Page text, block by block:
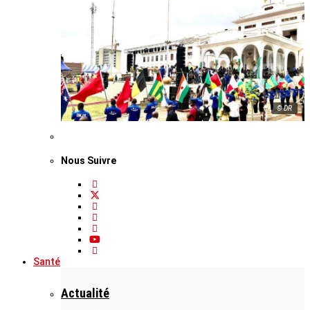
© DR
Nous Suivre
Santé
Actualité